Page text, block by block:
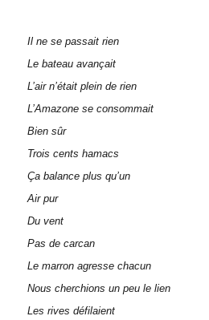
Il ne se passait rien
Le bateau avançait
L’air n’était plein de rien
L’Amazone se consommait
Bien sûr
Trois cents hamacs
Ça balance plus qu’un
Air pur
Du vent
Pas de carcan
Le marron agresse chacun
Nous cherchions un peu le lien
Les rives défilaient